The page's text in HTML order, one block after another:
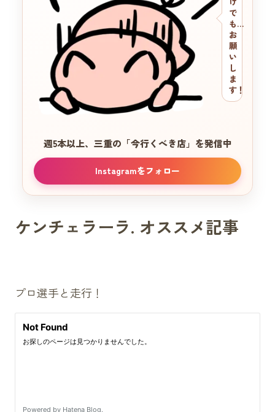
で
も…
お
願
い
し
ま
す！
週5本以上、三重の 「今行くべき店」を発信中
Instagramをフォロー
ケンチェラーラ. オススメ記事
プロ選手と走行！